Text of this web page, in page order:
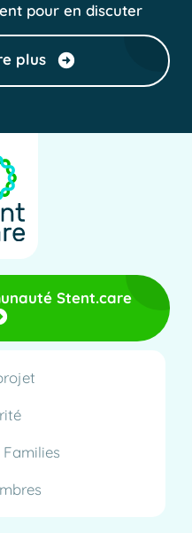
pour en discuter
plus
Stent.care